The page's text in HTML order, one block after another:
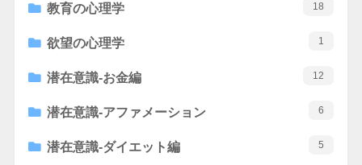
教育の心理学 18
欲望の心理学 1
潜在意識-お金編 12
潜在意識-アファメーション 6
潜在意識-ダイエット編 5